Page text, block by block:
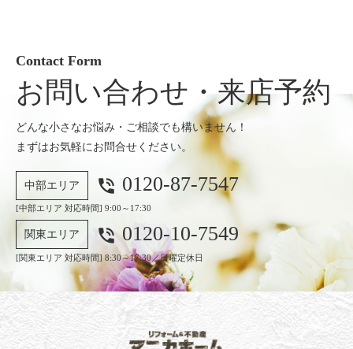
Contact Form
お問い合わせ・来店予約
どんな小さなお悩み・ご相談でも構いません！
まずはお気軽にお問合せください。
中部エリア phone_in_talk 0120-87-7547
[中部エリア 対応時間] 9:00～17:30
関東エリア phone_in_talk0120-10-7549
[関東エリア 対応時間] 8:30～17:30／日曜定休日